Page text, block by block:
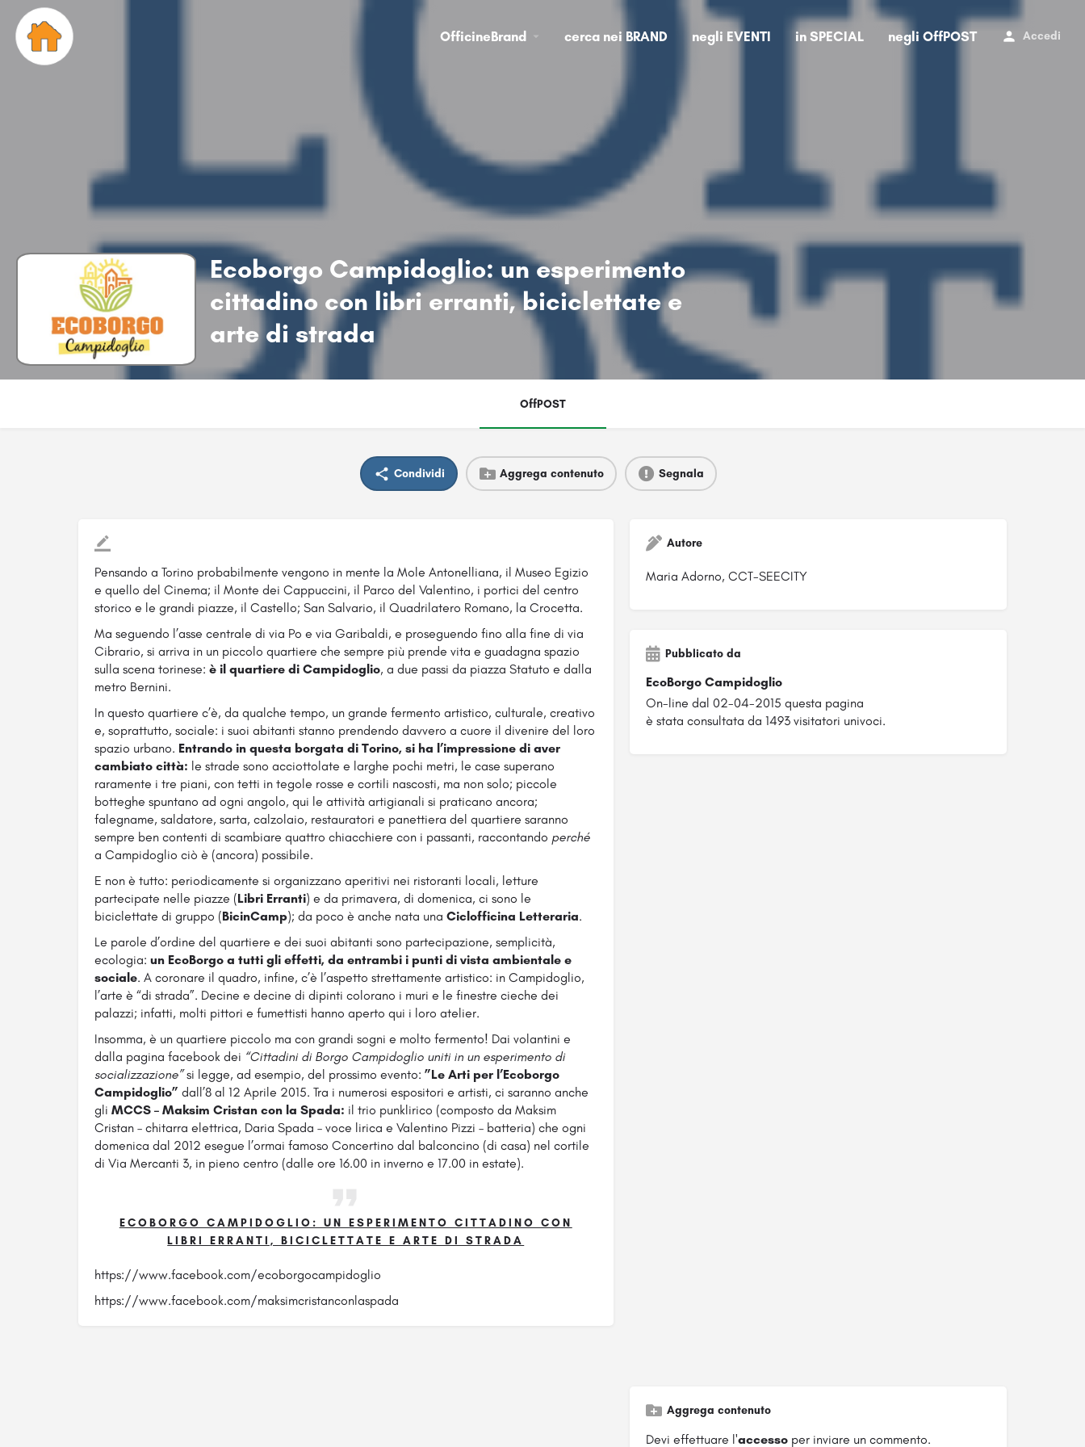
OfficineBrand cerca nei BRAND negli EVENTI in SPECIAL negli OffPOST Accedi
Ecoborgo Campidoglio: un esperimento
cittadino con libri erranti, biciclettate e
arte di strada
OffPOST
Condividi Aggrega contenuto Segnala
Pensando a Torino probabilmente vengono in mente la Mole Antonelliana, il Museo Egizio
e quello del Cinema; il Monte dei Cappuccini, il Parco del Valentino, i portici del centro
storico e le grandi piazze, il Castello; San Salvario, il Quadrilatero Romano, la Crocetta.
Ma seguendo l’asse centrale di via Po e via Garibaldi, e proseguendo fino alla fine di via
Cibrario, si arriva in un piccolo quartiere che sempre più prende vita e guadagna spazio
sulla scena torinese: è il quartiere di Campidoglio, a due passi da piazza Statuto e dalla
metro Bernini.
In questo quartiere c’è, da qualche tempo, un grande fermento artistico, culturale, creativo
e, soprattutto, sociale: i suoi abitanti stanno prendendo davvero a cuore il divenire del loro
spazio urbano. Entrando in questa borgata di Torino, si ha l’impressione di aver
cambiato città: le strade sono acciottolate e larghe pochi metri, le case superano
raramente i tre piani, con tetti in tegole rosse e cortili nascosti, ma non solo; piccole
botteghe spuntano ad ogni angolo, qui le attività artigianali si praticano ancora;
falegname, saldatore, sarta, calzolaio, restauratori e panettiera del quartiere saranno
sempre ben contenti di scambiare quattro chiacchiere con i passanti, raccontando perché
a Campidoglio ciò è (ancora) possibile.
E non è tutto: periodicamente si organizzano aperitivi nei ristoranti locali, letture
partecipate nelle piazze (Libri Erranti) e da primavera, di domenica, ci sono le
biciclettate di gruppo (BicinCamp); da poco è anche nata una Ciclofficina Letteraria.
Le parole d’ordine del quartiere e dei suoi abitanti sono partecipazione, semplicità,
ecologia: un EcoBorgo a tutti gli effetti, da entrambi i punti di vista ambientale e
sociale. A coronare il quadro, infine, c’è l’aspetto strettamente artistico: in Campidoglio,
l’arte è “di strada”. Decine e decine di dipinti colorano i muri e le finestre cieche dei
palazzi; infatti, molti pittori e fumettisti hanno aperto qui i loro atelier.
Insomma, è un quartiere piccolo ma con grandi sogni e molto fermento! Dai volantini e
dalla pagina facebook dei “Cittadini di Borgo Campidoglio uniti in un esperimento di
socializzazione”si legge, ad esempio, del prossimo evento: ”Le Arti per l’Ecoborgo
Campidoglio” dall’8 al 12 Aprile 2015. Tra i numerosi espositori e artisti, ci saranno anche
gli MCCS – Maksim Cristan con la Spada: il trio punklirico (composto da Maksim
Cristan – chitarra elettrica, Daria Spada – voce lirica e Valentino Pizzi – batteria) che ogni
domenica dal 2012 esegue l’ormai famoso Concertino dal balconcino (di casa) nel cortile
di Via Mercanti 3, in pieno centro (dalle ore 16.00 in inverno e 17.00 in estate).
ECOBORGO CAMPIDOGLIO: UN ESPERIMENTO CITTADINO CON
LIBRI ERRANTI, BICICLETTATE E ARTE DI STRADA
https://www.facebook.com/ecoborgocampidoglio
https://www.facebook.com/maksimcristanconlaspada
Autore
Maria Adorno, CCT-SEECITY
Pubblicato da
EcoBorgo Campidoglio
On-line dal 02-04-2015 questa pagina
è stata consultata da 1493 visitatori univoci.
Aggrega contenuto
Devi effettuare l'accessoper inviare un commento.